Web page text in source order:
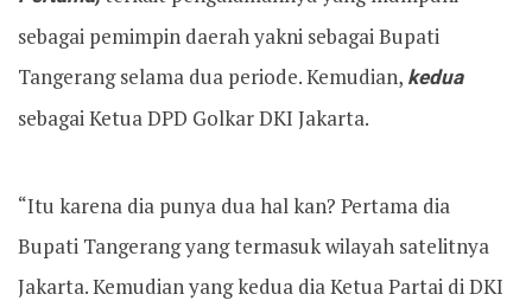
sebagai pemimpin daerah yakni sebagai Bupati
Tangerang selama dua periode. Kemudian, kedua
sebagai Ketua DPD Golkar DKI Jakarta.
“Itu karena dia punya dua hal kan? Pertama dia
Bupati Tangerang yang termasuk wilayah satelitnya
Jakarta. Kemudian yang kedua dia Ketua Partai di DKI